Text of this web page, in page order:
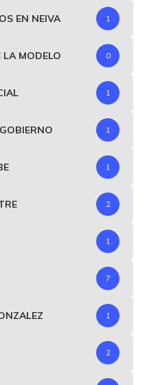
EN NEIVA 1
LA MODELO 0
1
1
1
2
1
7
1
2